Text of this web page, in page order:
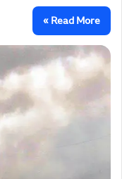
Read More »